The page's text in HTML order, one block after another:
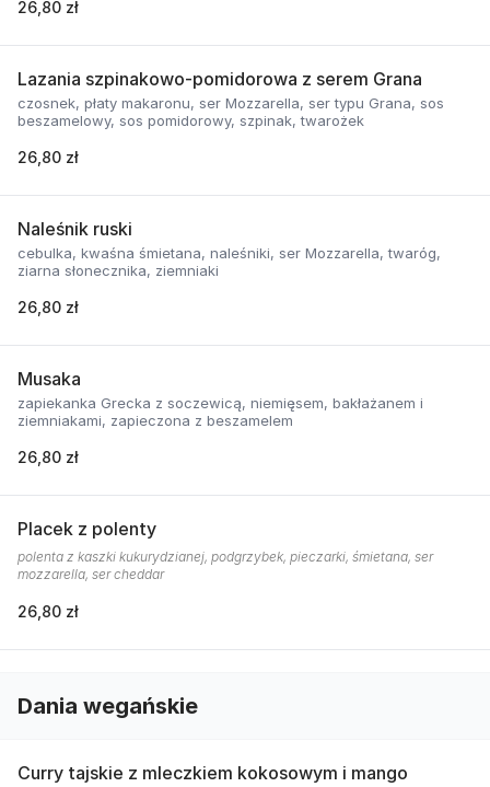
26,80 zł
Lazania szpinakowo-pomidorowa z serem Grana
czosnek, płaty makaronu, ser Mozzarella, ser typu Grana, sos
beszamelowy, sos pomidorowy, szpinak, twarożek
26,80 zł
Naleśnik ruski
cebulka, kwaśna śmietana, naleśniki, ser Mozzarella, twaróg,
ziarna słonecznika, ziemniaki
26,80 zł
Musaka
zapiekanka Grecka z soczewicą, niemięsem, bakłażanem i
ziemniakami, zapieczona z beszamelem
26,80 zł
Placek z polenty
polenta z kaszki kukurydzianej, podgrzybek, pieczarki, śmietana, ser
mozzarella, ser cheddar
26,80 zł
Dania wegańskie
Curry tajskie z mleczkiem kokosowym i mango